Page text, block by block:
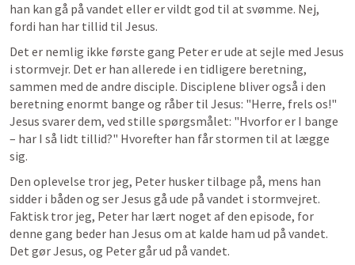
han kan gå på vandet eller er vildt god til at svømme. Nej,
fordi han har tillid til Jesus.
Det er nemlig ikke første gang Peter er ude at sejle med Jesus
i stormvejr. Det er han allerede i en tidligere beretning,
sammen med de andre disciple. Disciplene bliver også i den
beretning enormt bange og råber til Jesus: "Herre, frels os!"
Jesus svarer dem, ved stille spørgsmålet: "Hvorfor er I bange
– har I så lidt tillid?" Hvorefter han får stormen til at lægge
sig.
Den oplevelse tror jeg, Peter husker tilbage på, mens han
sidder i båden og ser Jesus gå ude på vandet i stormvejret.
Faktisk tror jeg, Peter har lært noget af den episode, for
denne gang beder han Jesus om at kalde ham ud på vandet.
Det gør Jesus, og Peter går ud på vandet.